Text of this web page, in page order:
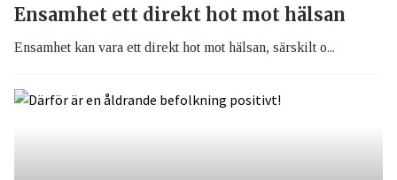
Ensamhet ett direkt hot mot hälsan
Ensamhet kan vara ett direkt hot mot hälsan, särskilt o...